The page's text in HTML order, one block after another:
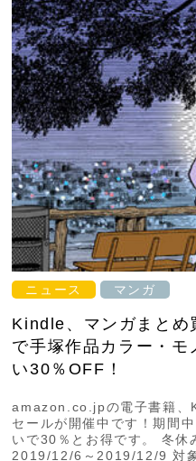
ニュース マンガ
Kindle、マンガまとめ
で手塚作品カラー・
い30％OFF！
amazon.co.jpの電子書籍、
セールが開催中です！期間
いで30％とお得です。 冬休
2019/12/6～2019/12/9 対